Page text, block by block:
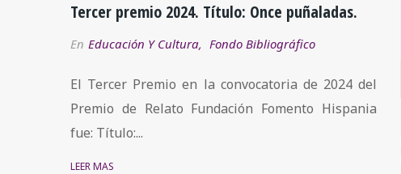
Tercer premio 2024. Título: Once puñaladas.
En Educación Y Cultura, Fondo Bibliográfico
El Tercer Premio en la convocatoria de 2024 del
Premio de Relato Fundación Fomento Hispania
fue: Título:...
LEER MÁS